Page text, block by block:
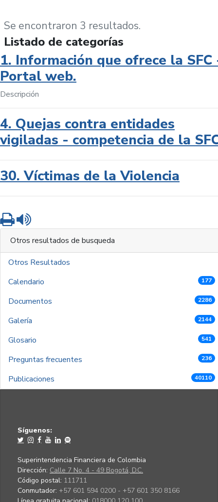
Se encontraron 3 resultados.
Listado de categorías
1. Información que ofrece la SFC
Portal web.
Descripción
4. Quejas contra entidades
vigiladas - competencia de la
30. Víctimas de la Violencia
Imprimir
Otros resultados de busqueda
Otros Resultados
Calendario
177
Documentos 2286
Galería 2144
Glosario 541
Preguntas frecuentes 236
Publicaciones 40110
Síguenos:
Superintendencia Financiera de Colombia
Dirección: Calle 7 No. 4 - 49 Bogotá, D.C.
Código postal: 111711
Conmutador: +57 601 594 0200 - +57 601 350 8166